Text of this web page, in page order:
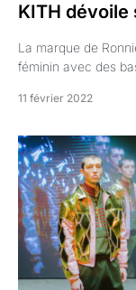
KITH
La marque de
féminin avec des
11 février 2022